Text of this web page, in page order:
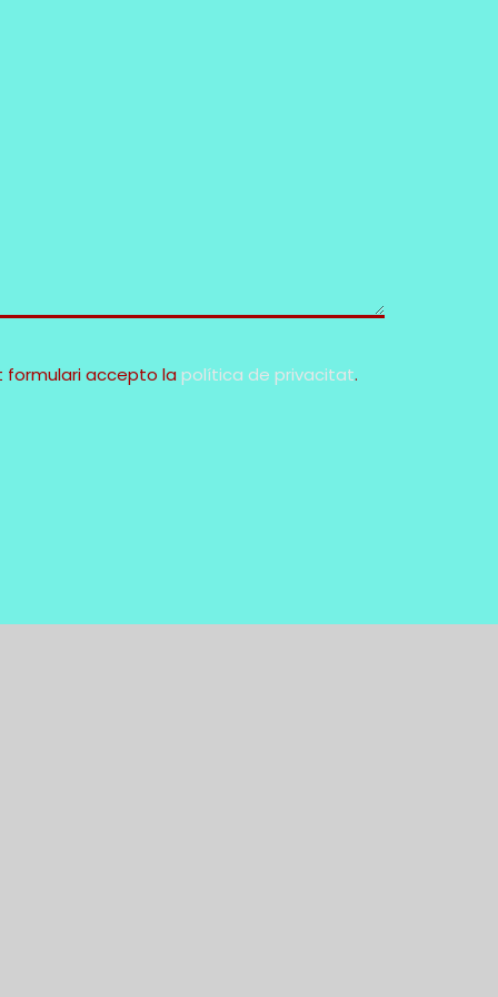
formulari accepto la política de privacitat.